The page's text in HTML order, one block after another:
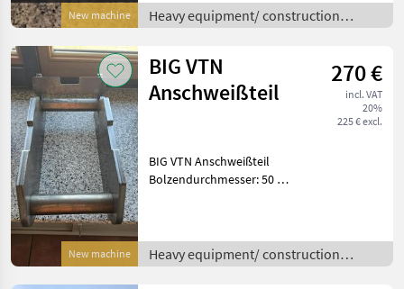
New machine
Heavy equipment/ construction
machines /
New machine
BIG VTN
Anschweißteil
270 €
incl. VAT
20%
225 € excl.
BIG VTN Anschweißteil
Bolzendurchmesser: 50 mm
Heavy equipment/ construction
machines /